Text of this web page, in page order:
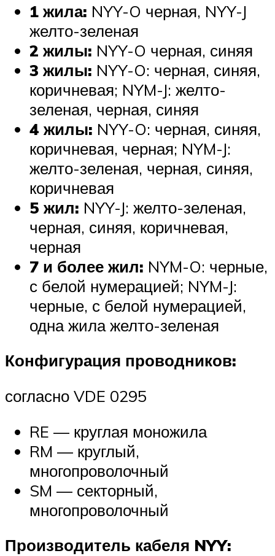
1 жила: NYY-O черная, NYY-J
желто-зеленая
2 жилы: NYY-O черная, синяя
3 жилы: NYY-O: черная, синяя,
коричневая; NYM-J: желто-
зеленая, черная, синяя
4 жилы: NYY-O: черная, синяя,
коричневая, черная; NYM-J:
желто-зеленая, черная, синяя,
коричневая
5 жил: NYY-J: желто-зеленая,
черная, синяя, коричневая,
черная
7 и более жил: NYM-O: черные,
с белой нумерацией; NYM-J:
черные, с белой нумерацией,
одна жила желто-зеленая
Конфигурация проводников:
согласно VDE 0295
RE — круглая моножила
RM — круглый,
многопроволочный
SM — секторный,
многопроволочный
Производитель кабеля NYY: